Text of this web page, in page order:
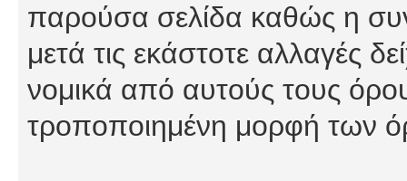
παρούσα σελίδα καθώς η
μετά τις εκάστοτε αλλαγές
νομικά από αυτούς τους
τροποποιημένη μορφή των